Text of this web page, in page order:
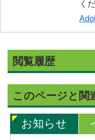
く
閲覧履歴
このページと関
お知らせ